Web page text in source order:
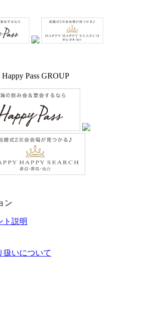
Happy Pass GROUP
ン
ト説明
扱いについて